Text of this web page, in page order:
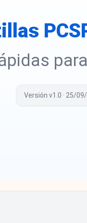
Versión v1.0 · 25/